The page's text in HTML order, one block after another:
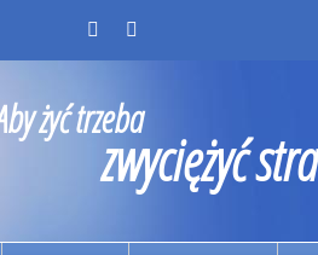
żyć trzeba
zwyciężyć